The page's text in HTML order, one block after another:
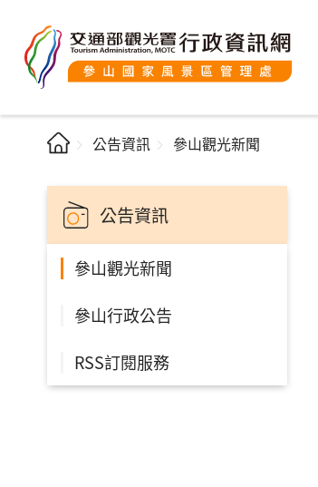
公告資訊 參山觀光新聞
公告資訊
參山觀光新聞
參山行政公告
RSS訂閱服務